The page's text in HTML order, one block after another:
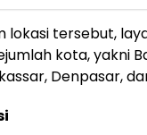
lokasi tersebut,
kota, yakni
Denpasar,